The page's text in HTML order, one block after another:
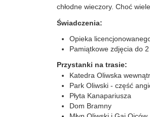
chłodne wieczory. Choć
Świadczenia:
Opieka
Pamiątkowe zdjęcia do
Przystanki na trasie:
Katedra Oliwska
Park Oliwski - część
Płyta Kanapariusza
Dom Bramny